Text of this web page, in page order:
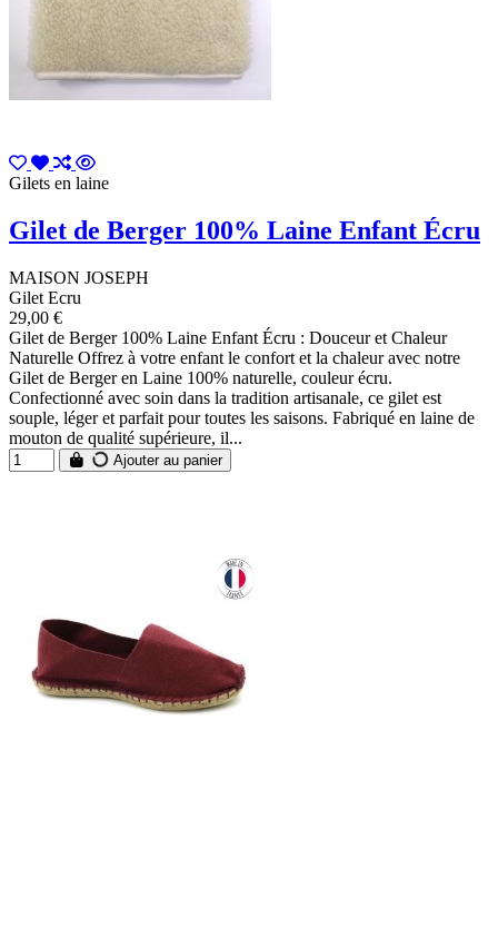
Gilets en laine
Gilet de Berger 100% Laine Enfant Écru
MAISON JOSEPH
Gilet Ecru
29,00 €
Gilet de Berger 100% Laine Enfant Écru : Douceur et Chaleur
Naturelle Offrez à votre enfant le confort et la chaleur avec notre
Gilet de Berger en Laine 100% naturelle, couleur écru.
Confectionné avec soin dans la tradition artisanale, ce gilet est
souple, léger et parfait pour toutes les saisons. Fabriqué en laine de
mouton de qualité supérieure, il...
Ajouter au panier